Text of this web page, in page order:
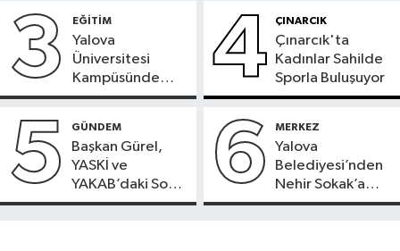
3 EĞİTİM
Yalova
Üniversitesi
Kampüsünde
Doğaya Sülün
4 ÇINARCIK
Çınarcık'ta
Kadınlar Sahilde
Sporla Buluşuyor
5 GÜNDEM
Başkan Gürel,
YASKİ ve
YAKAB’daki Son
Durumu Açıkladı
6 MERKEZ
Yalova
Belediyesi’nden
Nehir Sokak’a
Konforlu Dokunuş